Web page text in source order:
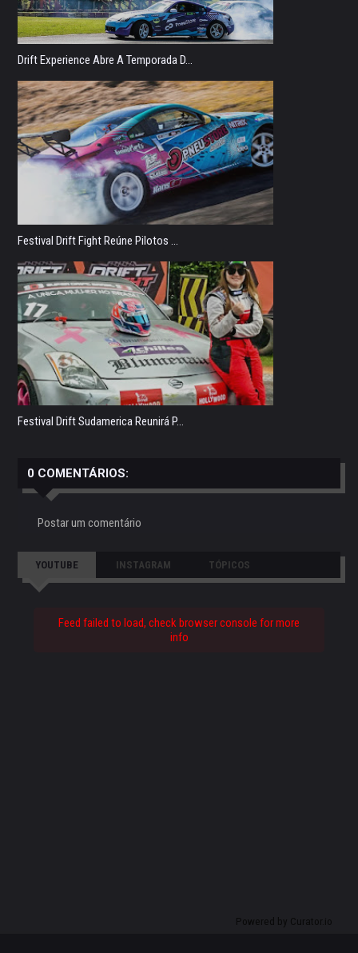
Drift Experience Abre A Temporada D...
Festival Drift Fight Reúne Pilotos ...
Festival Drift Sudamerica Reunirá P...
0 COMENTÁRIOS:
Postar um comentário
YOUTUBE INSTAGRAM TÓPICOS
Feed failed to load, check browser console for more
info
Powered by Curator.io